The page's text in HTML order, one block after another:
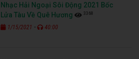
Nhạc Hải Ngoại Sôi Động 2021 Bốc
Lửa Tàu Về Quê Hương
3368
1/15/2021 - 40:00